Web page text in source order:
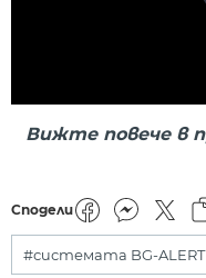
Вижте повече в
Сподели
#системата BG-ALERT